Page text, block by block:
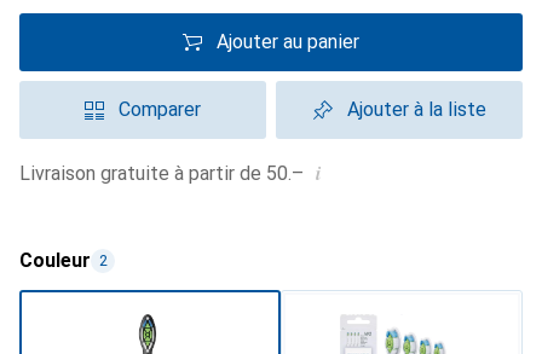
Ajouter au panier
Comparer Ajouter à la liste
Livraison gratuite à partir de 50.– i
Couleur 2